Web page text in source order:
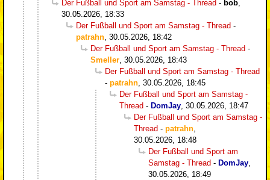
Der Fußball und Sport am Samstag - Thread - bob
30.05.2026, 18:33
Der Fußball und Sport am Samstag - Thread -
patrahn 30.05.2026, 18:42
Der Fußball und Sport am Samstag - Thread -
Smeller 30.05.2026, 18:43
Der Fußball und Sport am Samstag - Thread
- patrahn 30.05.2026, 18:45
Der Fußball und Sport am Samstag -
Thread - DomJay 30.05.2026, 18:47
Der Fußball und Sport am Samstag -
Thread - patrahn
30.05.2026, 18:48
Der Fußball und Sport am
Samstag - Thread - DomJay
30.05.2026, 18:49